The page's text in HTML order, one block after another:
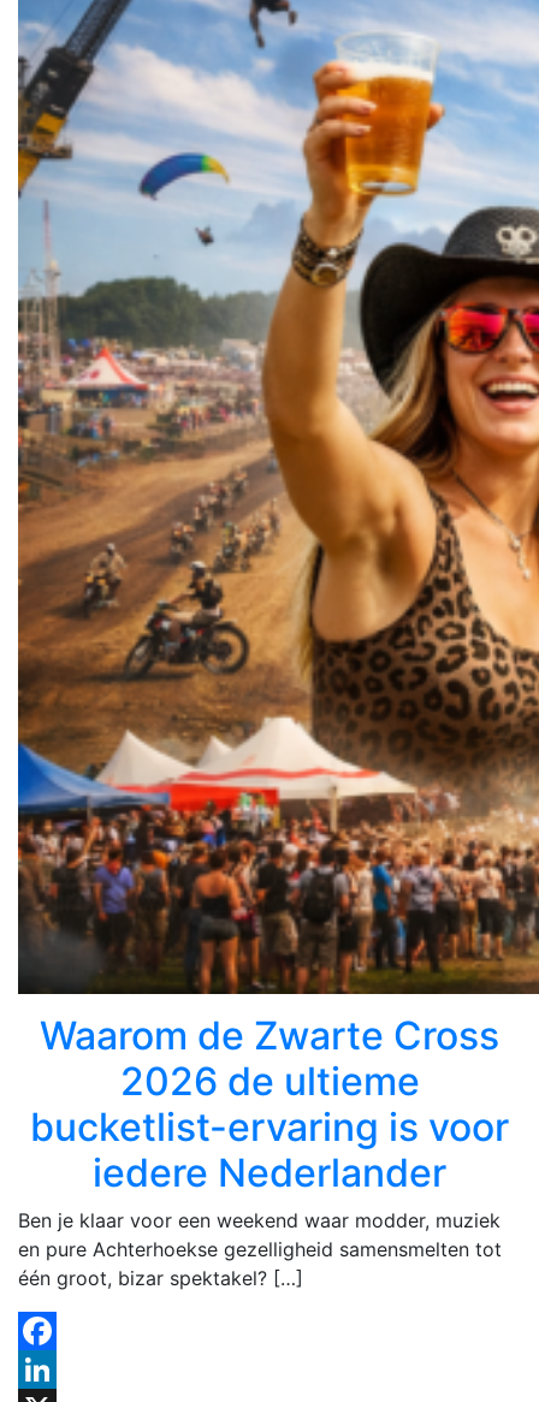
Waarom de Zwarte Cross
2026 de ultieme
bucketlist-ervaring is voor
iedere Nederlander
Ben je klaar voor een weekend waar modder, muziek
en pure Achterhoekse gezelligheid samensmelten tot
één groot, bizar spektakel? […]
Facebook